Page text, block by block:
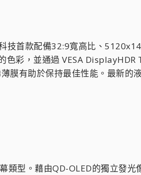
技首款配備32:9寬高比、
色彩，並通過 VESA
膜有助於保持最佳性能。最新的
型。藉由QD-OLED的獨立發光